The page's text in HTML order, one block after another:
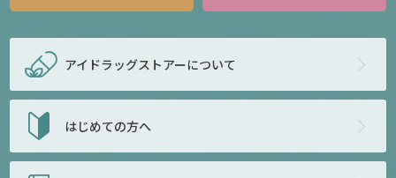
アイドラッグストアーについて
はじめての方へ